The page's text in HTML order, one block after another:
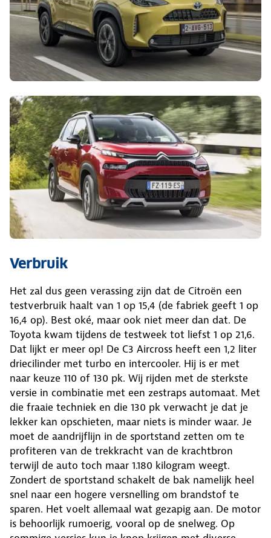
Verbruik
Het zal dus geen verassing zijn dat de Citroën een
testverbruik haalt van 1 op 15,4 (de fabriek geeft 1 op
16,4 op). Best oké, maar ook niet meer dan dat. De
Toyota kwam tijdens de testweek tot liefst 1 op 21,6.
Dat lijkt er meer op! De C3 Aircross heeft een 1,2 liter
driecilinder met turbo en intercooler. Hij is er met
naar keuze 110 of 130 pk. Wij rijden met de sterkste
versie in combinatie met een zestraps automaat. Met
die fraaie techniek en die 130 pk verwacht je dat je
lekker kan opschieten, maar niets is minder waar. Je
moet de aandrijflijn in de sportstand zetten om te
profiteren van de trekkracht van de krachtbron
terwijl de auto toch maar 1.180 kilogram weegt.
Zondert de sportstand schakelt de bak namelijk heel
snel naar een hogere versnelling om brandstof te
sparen. Het voelt allemaal wat gezapig aan. De motor
is behoorlijk rumoerig, vooral op de snelweg. Op